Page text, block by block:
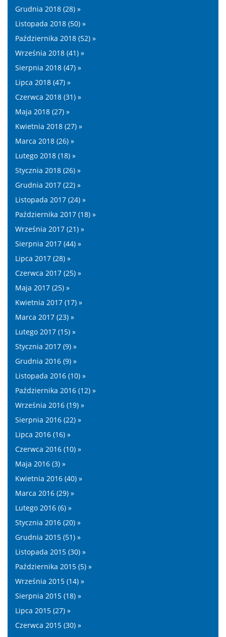
Grudnia 2018 (28) »
Listopada 2018 (50) »
Października 2018 (52) »
Września 2018 (41) »
Sierpnia 2018 (47) »
Lipca 2018 (47) »
Czerwca 2018 (31) »
Maja 2018 (27) »
Kwietnia 2018 (27) »
Marca 2018 (26) »
Lutego 2018 (18) »
Stycznia 2018 (26) »
Grudnia 2017 (22) »
Listopada 2017 (24) »
Października 2017 (18) »
Września 2017 (21) »
Sierpnia 2017 (44) »
Lipca 2017 (28) »
Czerwca 2017 (25) »
Maja 2017 (25) »
Kwietnia 2017 (17) »
Marca 2017 (23) »
Lutego 2017 (15) »
Stycznia 2017 (9) »
Grudnia 2016 (9) »
Listopada 2016 (10) »
Października 2016 (12) »
Września 2016 (19) »
Sierpnia 2016 (22) »
Lipca 2016 (16) »
Czerwca 2016 (10) »
Maja 2016 (3) »
Kwietnia 2016 (40) »
Marca 2016 (29) »
Lutego 2016 (6) »
Stycznia 2016 (20) »
Grudnia 2015 (51) »
Listopada 2015 (30) »
Października 2015 (5) »
Września 2015 (14) »
Sierpnia 2015 (18) »
Lipca 2015 (27) »
Czerwca 2015 (30) »